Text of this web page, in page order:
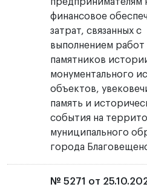
предпринимателям
финансовое
затрат, связанных с
выполнением
памятников
монументального
объектов,
память и
события на
муниципального
города
№ 5271 от